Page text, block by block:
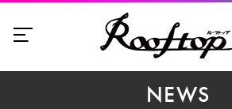
NEWS